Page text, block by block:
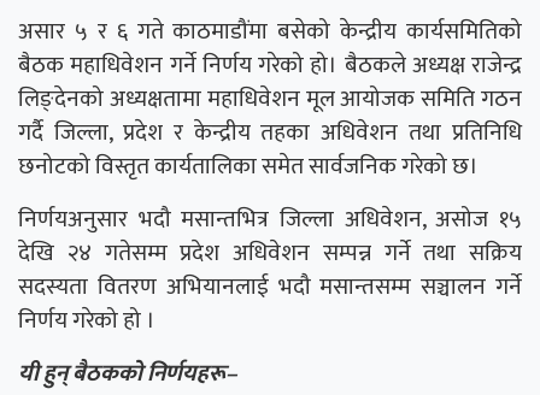
असार ५ र ६ गते काठमाडौंमा बसेको केन्द्रीय कार्यसमितिको
बैठक महाधिवेशन गर्ने निर्णय गरेको हो। बैठकले अध्यक्ष राजेन्द्र
लिङ्देनको अध्यक्षतामा महाधिवेशन मूल आयोजक समिति गठन
गर्दै जिल्ला, प्रदेश र केन्द्रीय तहका अधिवेशन तथा प्रतिनिधि
छनोटको विस्तृत कार्यतालिका समेत सार्वजनिक गरेको छ।
निर्णयअनुसार भदौ मसान्तभित्र जिल्ला अधिवेशन, असोज १५
देखि २४ गतेसम्म प्रदेश अधिवेशन सम्पन्न गर्ने तथा सक्रिय
सदस्यता वितरण अभियानलाई भदौ मसान्तसम्म सञ्चालन गर्ने
निर्णय गरेको हो ।
यी हुन् बैठकको निर्णयहरू–